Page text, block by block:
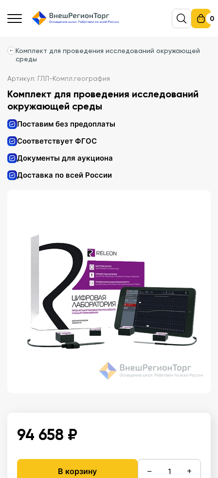
0
Комплект для проведения исследований окружающей
среды
Артикул: ГЛЛ-Компл.география
Комплект для проведения исследований
окружающей среды
Поставим без предоплаты
Соответствует ФГОС
Документы для аукциона
Доставка по всей России
94 658 ₽
В корзину − +